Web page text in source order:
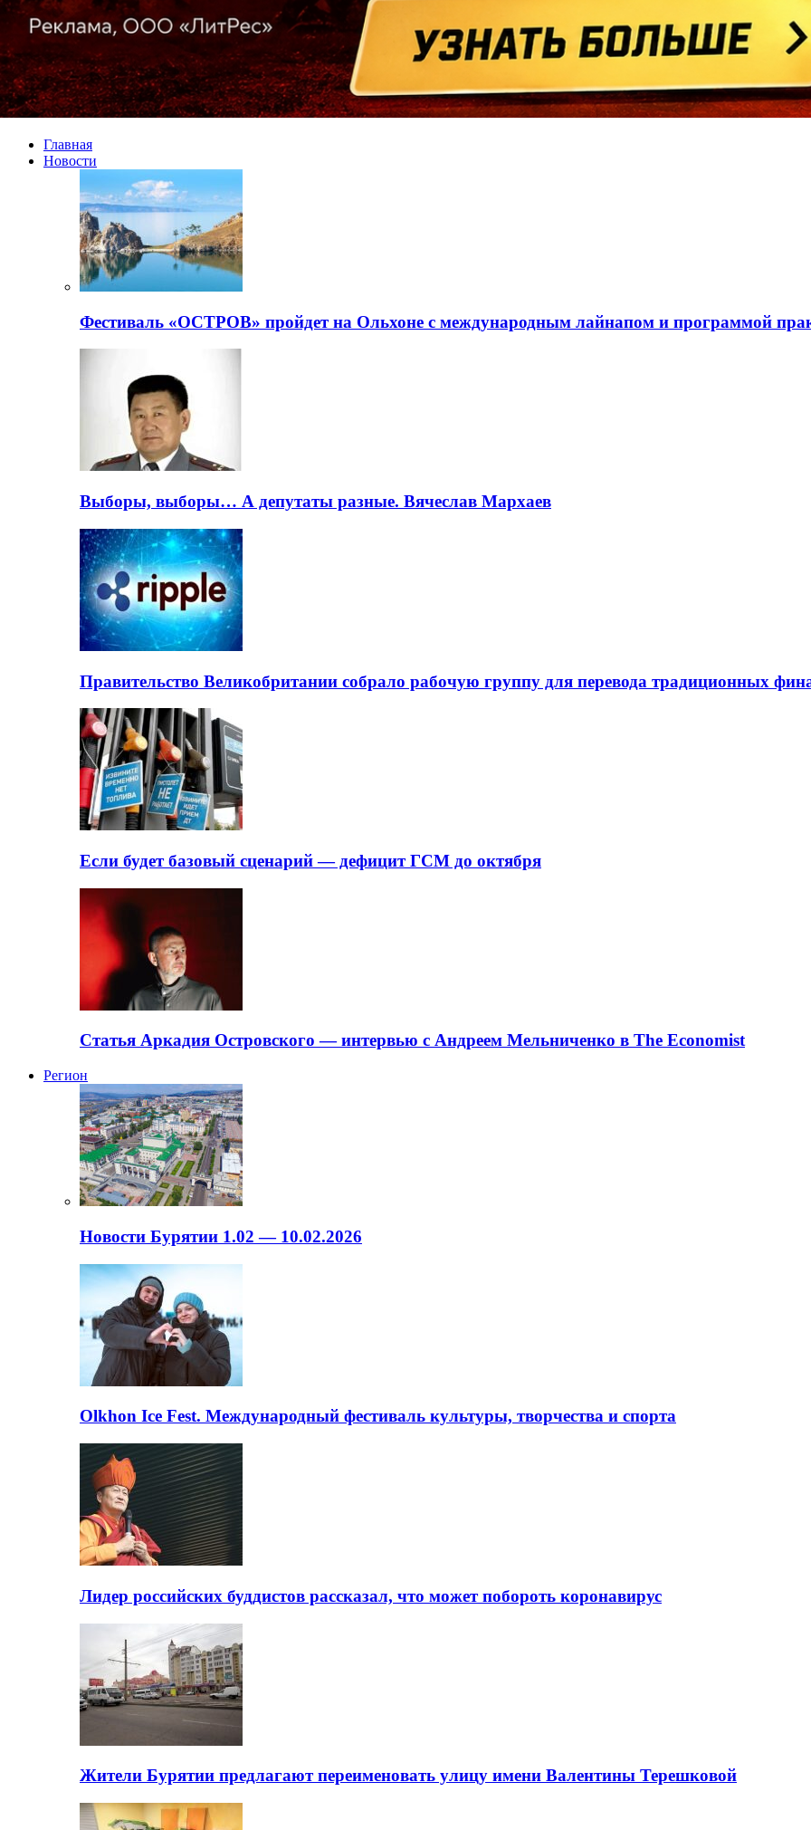
Главная
Новости
Фестиваль «ОСТРОВ» пройдет на Ольхоне с международным лайнапом и программой
Выборы, выборы… А депутаты разные. Вячеслав Мархаев
Правительство Великобритании собрало рабочую группу для перевода традиционных
Если будет базовый сценарий — дефицит ГСМ до октября
Статья Аркадия Островского — интервью с Андреем Мельниченко в The Economist
Регион
Новости Бурятии 1.02 — 10.02.2026
Olkhon Ice Fest. Международный фестиваль культуры, творчества и спорта
Лидер российских буддистов рассказал, что может побороть коронавирус
Жители Бурятии предлагают переименовать улицу имени Валентины Терешковой